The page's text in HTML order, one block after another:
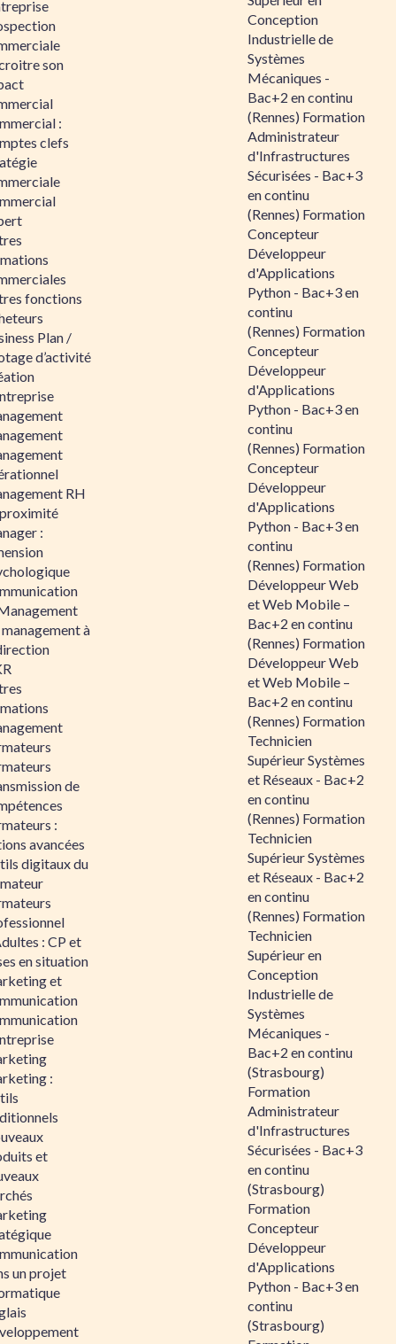
son
:
clefs
fonctions
Plan /
d’activité
RH
:
à
de
:
avancées
digitaux du
: CP et
en situation
et
:
et
un projet
Conception
Industrielle de
Systèmes
Mécaniques -
Bac+2 en continu
(Rennes) Formation
Administrateur
d'Infrastructures
Sécurisées - Bac+3
en continu
(Rennes) Formation
Concepteur
Développeur
d'Applications
Python - Bac+3 en
continu
(Rennes) Formation
Concepteur
Développeur
d'Applications
Python - Bac+3 en
continu
(Rennes) Formation
Concepteur
Développeur
d'Applications
Python - Bac+3 en
continu
(Rennes) Formation
Développeur Web
et Web Mobile –
Bac+2 en continu
(Rennes) Formation
Développeur Web
et Web Mobile –
Bac+2 en continu
(Rennes) Formation
Technicien
Supérieur Systèmes
et Réseaux - Bac+2
en continu
(Rennes) Formation
Technicien
Supérieur Systèmes
et Réseaux - Bac+2
en continu
(Rennes) Formation
Technicien
Supérieur en
Conception
Industrielle de
Systèmes
Mécaniques -
Bac+2 en continu
(Strasbourg)
Formation
Administrateur
d'Infrastructures
Sécurisées - Bac+3
en continu
(Strasbourg)
Formation
Concepteur
Développeur
d'Applications
Python - Bac+3 en
continu
(Strasbourg)